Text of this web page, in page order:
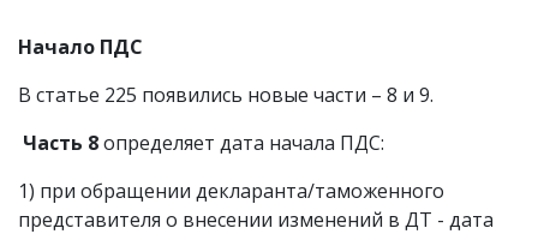
Начало ПДС
В статье 225 появились новые части – 8 и 9.
Часть 8определяет дата начала ПДС:
1) при обращении декларанта/таможенного
представителя о внесении изменений в ДТ - дата